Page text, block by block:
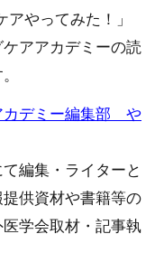
やってみた！」
アアカデミーの読
カデミー編集部 や
編集・ライターと
供資材や書籍等の
学会取材・記事執